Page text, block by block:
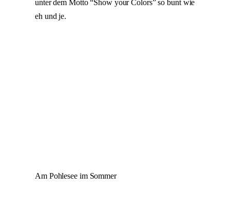
unter dem Motto “Show your Colors” so bunt wie
eh und je.
Am Pohlesee im Sommer